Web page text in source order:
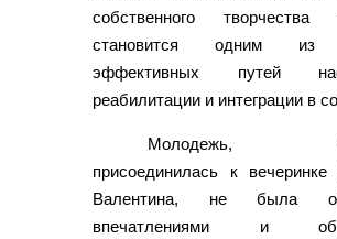
собственного
становится одним из
эффективных путей
реабилитации и интеграции в
Молодежь,
присоединилась к
Валентина, не была
впечатлениями и